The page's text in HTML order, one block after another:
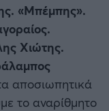
«Μπέμπης».
Χιώτης.
αποσιωπητικά
το αναρίθμητο